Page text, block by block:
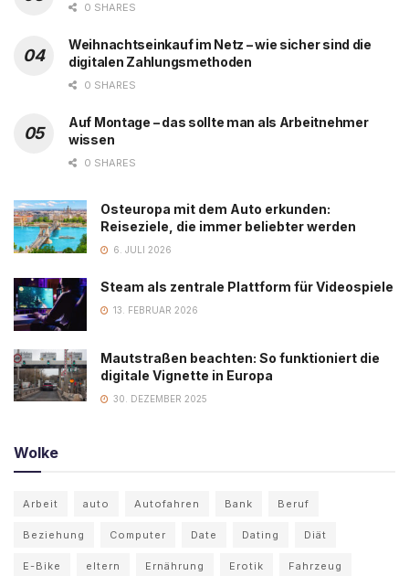
0 SHARES
Weihnachtseinkauf im Netz – wie sicher sind die
digitalen Zahlungsmethoden
0 SHARES
Auf Montage – das sollte man als Arbeitnehmer
wissen
0 SHARES
Osteuropa mit dem Auto erkunden:
Reiseziele, die immer beliebter werden
6. JULI 2026
Steam als zentrale Plattform für Videospiele
13. FEBRUAR 2026
Mautstraßen beachten: So funktioniert die
digitale Vignette in Europa
30. DEZEMBER 2025
Wolke
Arbeit auto Autofahren Bank Beruf
Beziehung Computer Date Dating Diät
E-Bike eltern Ernährung Erotik Fahrzeug